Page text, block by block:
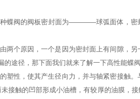
阀的阀板密封面为————球弧面体，密
个原因，一个是因为密封面上有间隙，
途径，那下面我们就来了解一下高性能蝶
性，使其产生径向力，并与轴紧密接触
接触的凹部形成小油槽，有较厚的油膜，